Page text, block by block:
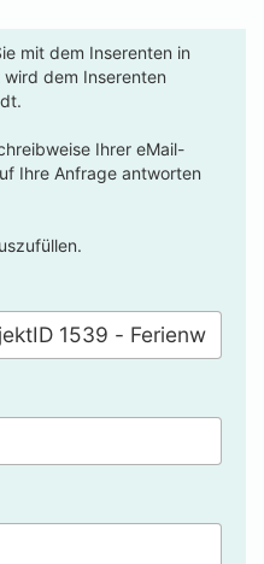
mit dem Inserenten in
dem Inserenten
Ihrer eMail-
Ihre Anfrage antworten